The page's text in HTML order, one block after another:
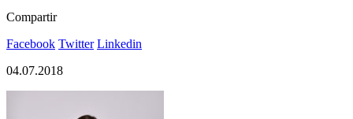
Compartir
Facebook Twitter Linkedin
04.07.2018